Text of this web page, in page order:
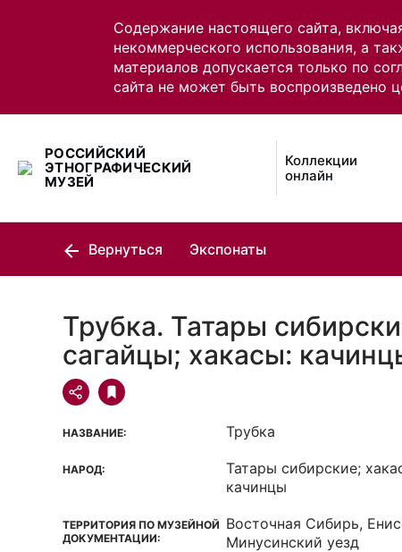
Содержание настоящего сайта,
некоммерческого использования, а
материалов допускается только по
сайта не может быть воспроизведено
РОССИЙСКИЙ
ЭТНОГРАФИЧЕСКИЙ
МУЗЕЙ
Коллекции
онлайн
Вернуться Экспонаты
Трубка. Татары
сагайцы; хакасы:
НАЗВАНИЕ: Трубка
НАРОД:
Татары сибирские;
качинцы
ТЕРРИТОРИЯ ПО МУЗЕЙНОЙ
ДОКУМЕНТАЦИИ:
Восточная Сибирь,
Минусинский уезд